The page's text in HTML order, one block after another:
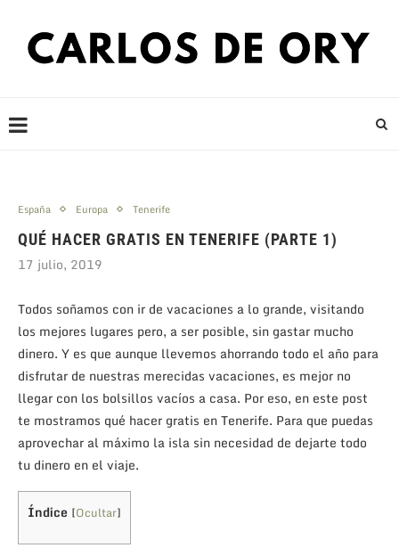
España Europa Tenerife
QUÉ HACER GRATIS EN TENERIFE (PARTE 1)
17 julio, 2019
Todos soñamos con ir de vacaciones a lo grande, visitando
los mejores lugares pero, a ser posible, sin gastar mucho
dinero. Y es que aunque llevemos ahorrando todo el año para
disfrutar de nuestras merecidas vacaciones, es mejor no
llegar con los bolsillos vacíos a casa. Por eso, en este post
te mostramos qué hacer gratis en Tenerife. Para que puedas
aprovechar al máximo la isla sin necesidad de dejarte todo
tu dinero en el viaje.
Índice [Ocultar]